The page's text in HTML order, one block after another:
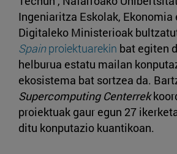
Ingeniaritza Eskolak, Ekonomia
Digitaleko Ministerioak
Spainproiektuarekin bat egiten
helburua estatu mailan
ekosistema bat sortzea da.
Supercomputing Centerrek
proiektuak gaur egun 27
ditu konputazio kuantikoan.